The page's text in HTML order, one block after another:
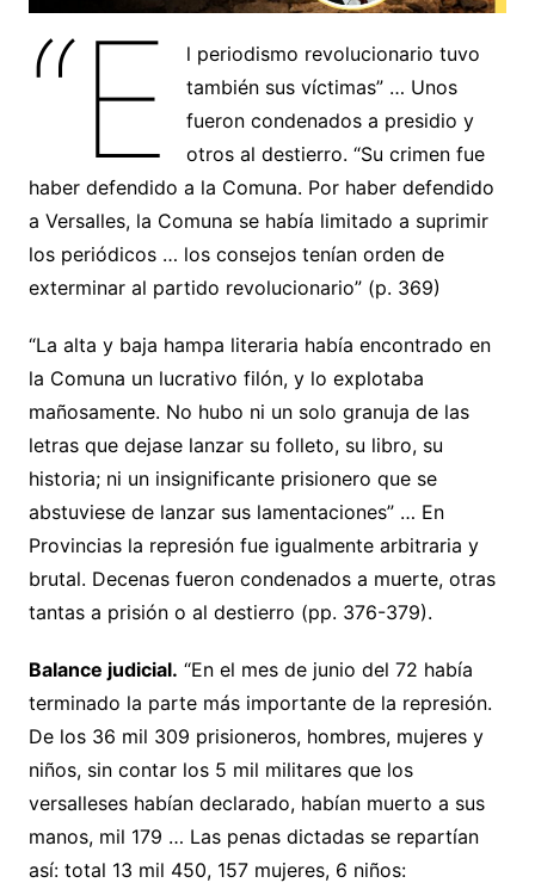
“E
l periodismo revolucionario tuvo
también sus víctimas” … Unos
fueron condenados a presidio y
otros al destierro. “Su crimen fue
haber defendido a la Comuna. Por haber defendido
a Versalles, la Comuna se había limitado a suprimir
los periódicos … los consejos tenían orden de
exterminar al partido revolucionario” (p. 369)
“La alta y baja hampa literaria había encontrado en
la Comuna un lucrativo filón, y lo explotaba
mañosamente. No hubo ni un solo granuja de las
letras que dejase lanzar su folleto, su libro, su
historia; ni un insignificante prisionero que se
abstuviese de lanzar sus lamentaciones” … En
Provincias la represión fue igualmente arbitraria y
brutal. Decenas fueron condenados a muerte, otras
tantas a prisión o al destierro (pp. 376-379).
Balance judicial. “En el mes de junio del 72 había
terminado la parte más importante de la represión.
De los 36 mil 309 prisioneros, hombres, mujeres y
niños, sin contar los 5 mil militares que los
versalleses habían declarado, habían muerto a sus
manos, mil 179 … Las penas dictadas se repartían
así: total 13 mil 450, 157 mujeres, 6 niños: